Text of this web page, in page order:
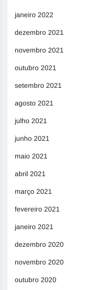
janeiro 2022
dezembro 2021
novembro 2021
outubro 2021
setembro 2021
agosto 2021
julho 2021
junho 2021
maio 2021
abril 2021
março 2021
fevereiro 2021
janeiro 2021
dezembro 2020
novembro 2020
outubro 2020